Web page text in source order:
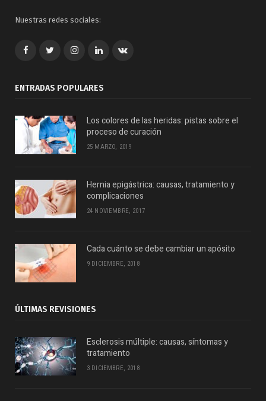
Nuestras redes sociales:
FacebookTwitterGoogle+LinkedInVK
ENTRADAS POPULARES
Los colores de las heridas: pistas sobre el
proceso de curación
25 MARZO, 2019
Hernia epigástrica: causas, tratamiento y
complicaciones
24 NOVIEMBRE, 2017
Cada cuánto se debe cambiar un apósito
9 DICIEMBRE, 2018
ÚLTIMAS REVISIONES
Esclerosis múltiple: causas, síntomas y
tratamiento
3 DICIEMBRE, 2018